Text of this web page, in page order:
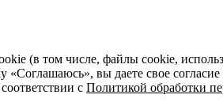
(в том числе, файлы cookie,
«Соглашаюсь», вы даете свое
с Политикой обработки